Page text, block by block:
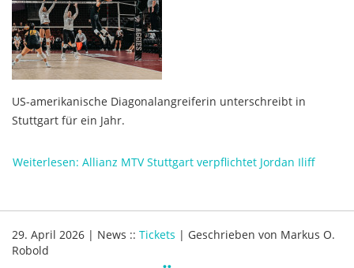
US-amerikanische Diagonalangreiferin unterschreibt in
Stuttgart für ein Jahr.
Weiterlesen: Allianz MTV Stuttgart verpflichtet Jordan Iliff
29. April 2026 | News :: Tickets | Geschrieben von Markus O.
Robold